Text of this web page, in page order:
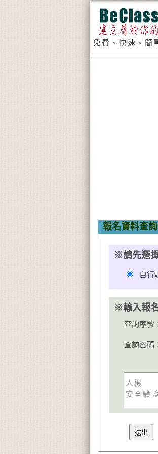
免費、快速、簡
報名資料查
※請先選
自行
※輸入報
查詢序號
查詢密碼
人機
安全驗證